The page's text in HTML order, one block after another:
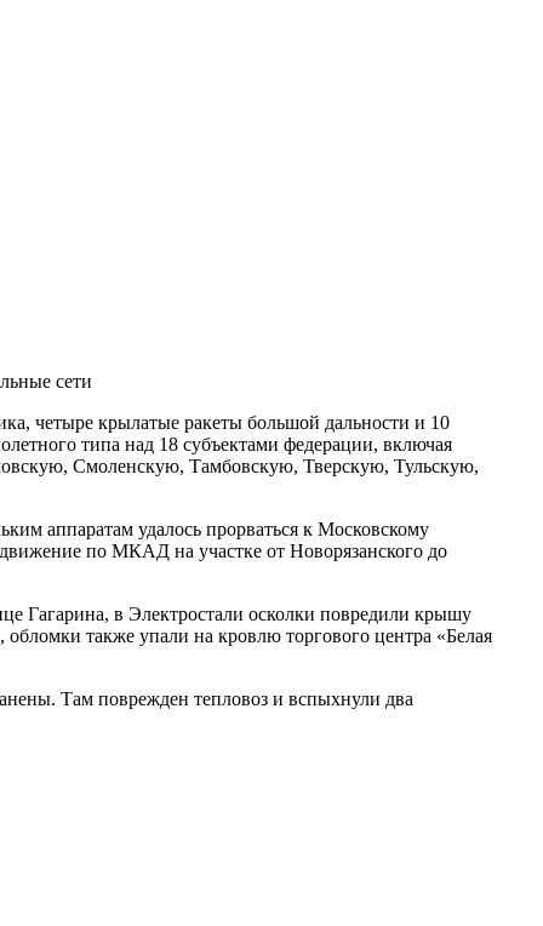
сети
четыре крылатые ракеты большой дальности и 10
типа над 18 субъектами федерации, включая
Смоленскую, Тамбовскую, Тверскую, Тульскую,
аппаратам удалось прорваться к Московскому
по МКАД на участке от Новорязанского до
Гагарина, в Электростали осколки повредили крышу
также упали на кровлю торгового центра «Белая
Там поврежден тепловоз и вспыхнули два